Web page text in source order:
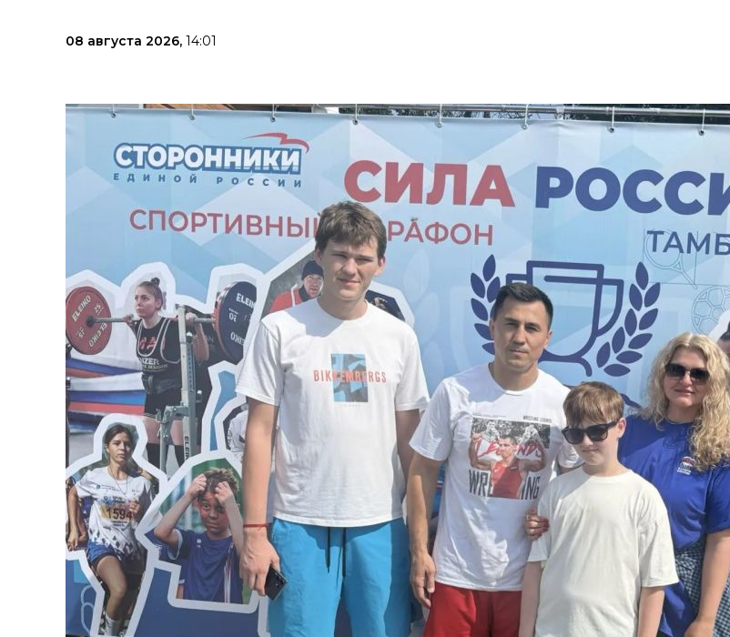
08 августа 2026, 14:01